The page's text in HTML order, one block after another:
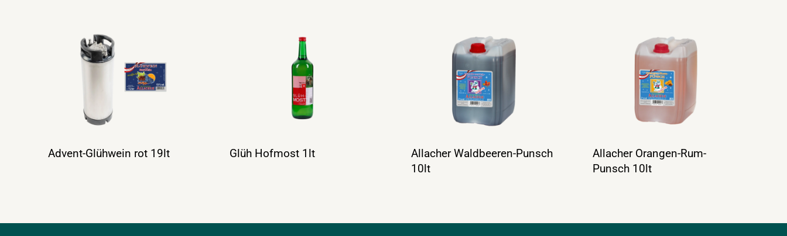
Advent-Glühwein rot 19lt Glüh Hofmost 1lt
Allacher Waldbeeren-Punsch
10lt
Allacher Orangen-Rum-
Punsch 10lt